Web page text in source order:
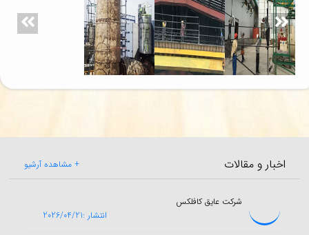
اخبار و مقالات + مشاهده آرشیو
شرکت عایق کافلکس
انتشار :2026/04/21